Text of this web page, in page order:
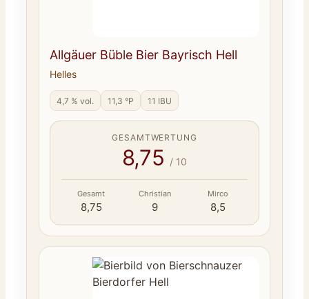
Allgäuer Büble Bier Bayrisch Hell
Helles
4,7 % vol. 11,3 °P 11 IBU
GESAMTWERTUNG
8,75 / 10
Gesamt
8,75
Christian
9
Mirco
8,5